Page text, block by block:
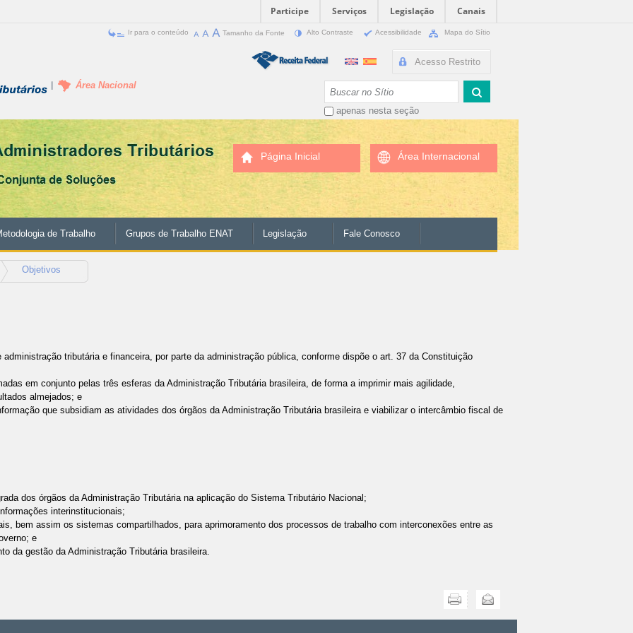
Participe Serviços Legislação
Canais
Ir para o conteúdo Tamanho da Fonte Alto Contraste Acessibilidade Mapa do Sítio
Acesso Restrito
apenas nesta seção
Área Nacional
Página Inicial Área Internacional
de Trabalho Grupos de Trabalho ENAT Legislação Fale Conosco
Objetivos
tributária e financeira, por parte da administração pública, conforme dispõe o art. 37 da Constituição
em conjunto pelas três esferas da Administração Tributária brasileira, de forma a imprimir mais agilidade,
almejados; e
que subsidiam as atividades dos órgãos da Administração Tributária brasileira e viabilizar o intercâmbio fiscal de
dos órgãos da Administração Tributária na aplicação do Sistema Tributário Nacional;
interinstitucionais;
bem assim os sistemas compartilhados, para aprimoramento dos processos de trabalho com interconexões entre as
e
da gestão da Administração Tributária brasileira.
Enviar